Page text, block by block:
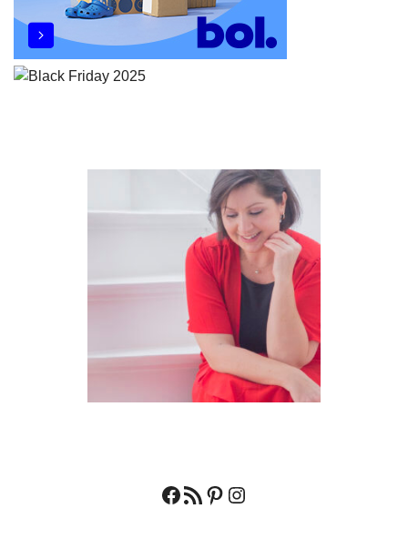
Facebook
RSS feedPinterest
Instagram